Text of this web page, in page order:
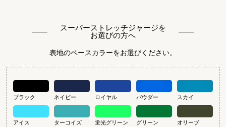
スーパーストレッチジャージを
お選びの方へ
表地のベースカラーをお選びください。
ブラック ネイビー ロイヤル パウダー スカイ
アイス ターコイズ 蛍光グリーン グリーン オリーブ